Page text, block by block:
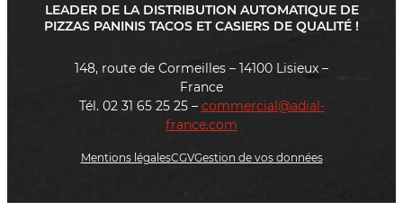
LEADER DE LA DISTRIBUTION AUTOMATIQUE DE
PIZZAS PANINIS TACOS ET CASIERS DE QUALITÉ !
148, route de Cormeilles – 14100 Lisieux –
France
Tél. 02 31 65 25 25 – commercial@adial-
france.com
Mentions légalesCGVGestion de vos données